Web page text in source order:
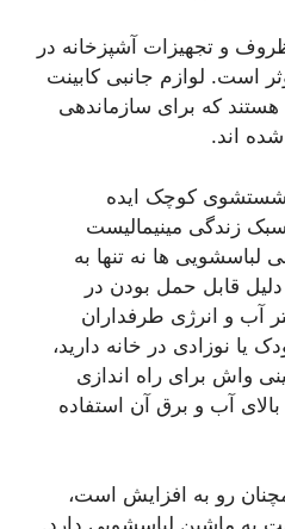
و تجهیزات آشپزخانه در
است. لوازم جانبی کابینت
که برای سازماندهی
اند.
شستشوی کوچک ایده
زندگی مینیمالیست
ها نه تنها به
دلیل قابل حمل بودن در
آب و انرژی طرفداران
یا نوزادی در خانه دارید،
واش برای راه اندازی
آب و برق آن استفاده
رو به افزایش است،
به ماشین لباسشویی دارد.